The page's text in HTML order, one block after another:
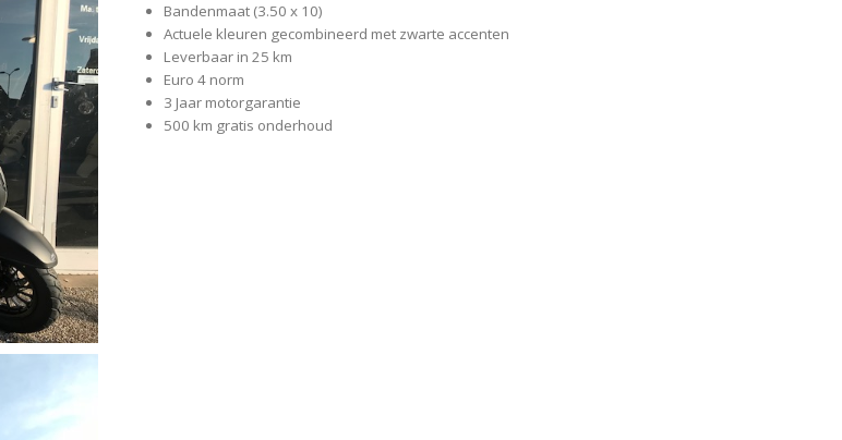
Bandenmaat (3.50 x 10)
Actuele kleuren gecombineerd met zwarte accenten
Leverbaar in 25 km
Euro 4 norm
3 Jaar motorgarantie
500 km gratis onderhoud